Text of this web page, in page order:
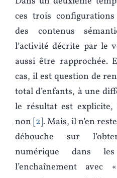
ces trois
des contenus
l’activité décrite par le
aussi être rapprochée.
cas, il est question de
total d’enfants, à une
le résultat est explicite,
non 2 . Mais, il n’en
débouche sur
numérique dans
l’enchaînement